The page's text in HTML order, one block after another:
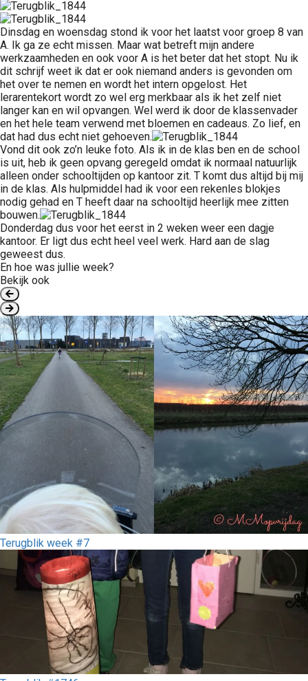
Dinsdag en woensdag stond ik voor het laatst voor groep 8 van
A. Ik ga ze echt missen. Maar wat betreft mijn andere
werkzaamheden en ook voor A is het beter dat het stopt. Nu ik
dit schrijf weet ik dat er ook niemand anders is gevonden om
het over te nemen en wordt het intern opgelost. Het
lerarentekort wordt zo wel erg merkbaar als ik het zelf niet
langer kan en wil opvangen. Wel werd ik door de klassenvader
en het hele team verwend met bloemen en cadeaus. Zo lief, en
dat had dus echt niet gehoeven.
Vond dit ook zo’n leuke foto. Als ik in de klas ben en de school
is uit, heb ik geen opvang geregeld omdat ik normaal natuurlijk
alleen onder schooltijden op kantoor zit. T komt dus altijd bij mij
in de klas. Als hulpmiddel had ik voor een rekenles blokjes
nodig gehad en T heeft daar na schooltijd heerlijk mee zitten
bouwen.
Donderdag dus voor het eerst in 2 weken weer een dagje
kantoor. Er ligt dus echt heel veel werk. Hard aan de slag
geweest dus.
En hoe was jullie week?
Bekijk ook
Terugblik week #7